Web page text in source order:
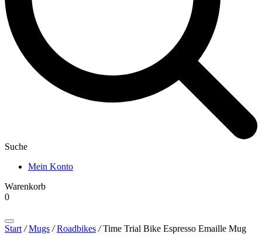
Suche
Mein Konto
Warenkorb
0
search
Start / Mugs / Roadbikes /Time Trial Bike Espresso Emaille Mug